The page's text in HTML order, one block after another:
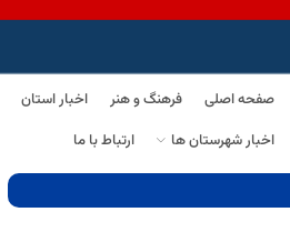
صفحه اصلی فرهنگ و هنر اخبار استان
اخبار شهرستان ها
ارتباط با ما